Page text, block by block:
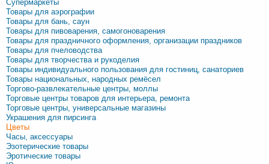
Супермаркеты
Товары для аэрографии
Товары для бань, саун
Товары для пивоварения, самогоноварения
Товары для праздничного оформления, организации праздников
Товары для пчеловодства
Товары для творчества и рукоделия
Товары индивидуального пользования для гостиниц, санаториев
Товары национальных, народных ремёсел
Торгово-развлекательные центры, моллы
Торговые центры товаров для интерьера, ремонта
Торговые центры, универсальные магазины
Украшения для пирсинга
Цветы
Часы, аксессуары
Эзотерические товары
Эротические товары